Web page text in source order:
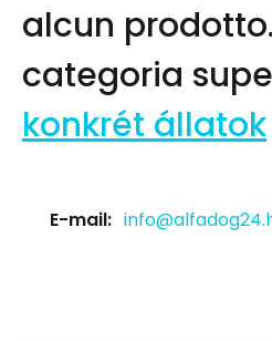
alcun prodotto.
categoria
konkrét állatok
E-mail: